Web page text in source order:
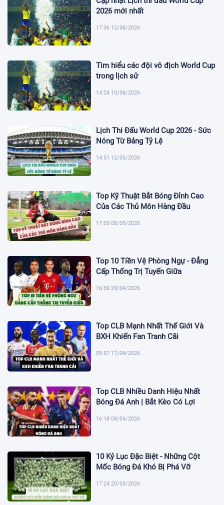
2026 mới nhất
17:36 12/06/2026
Tìm hiểu các đội vô địch World Cup
trong lịch sử
14:24 10/06/2026
Lịch Thi Đấu World Cup 2026 - Sức
Nóng Từ Bảng Tỷ Lệ
14:51 12/05/2026
Top Kỹ Thuật Bắt Bóng Đỉnh Cao
Của Các Thủ Môn Hàng Đầu
17:05 08/05/2026
Top 10 Tiền Vệ Phòng Ngự - Đẳng
Cấp Thống Trị Tuyến Giữa
16:36 29/04/2026
Top CLB Mạnh Nhất Thế Giới Và
BXH Khiến Fan Tranh Cãi
09:57 17/04/2026
Top CLB Nhiều Danh Hiệu Nhất
Bóng Đá Anh | Bắt Kèo Có Lợi
16:18 08/04/2026
10 Kỷ Lục Đặc Biệt - Những Cột
Mốc Bóng Đá Khó Bị Phá Vỡ
17:24 20/03/2026